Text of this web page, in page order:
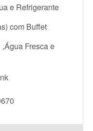
e Refrigerante
com Buffet
Fresca e